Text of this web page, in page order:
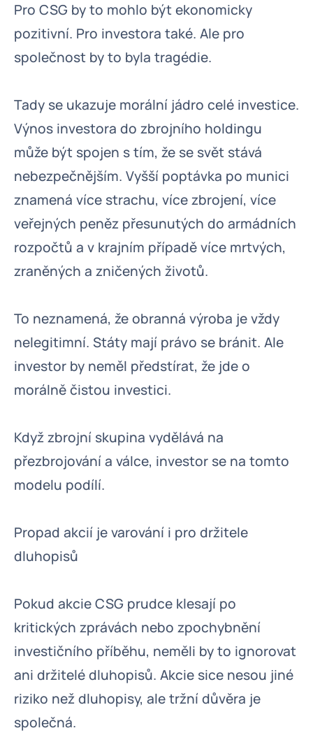
Pro CSG by to mohlo být ekonomicky
pozitivní. Pro investora také. Ale pro
společnost by to byla tragédie.
Tady se ukazuje morální jádro celé investice.
Výnos investora do zbrojního holdingu
může být spojen s tím, že se svět stává
nebezpečnějším. Vyšší poptávka po munici
znamená více strachu, více zbrojení, více
veřejných peněz přesunutých do armádních
rozpočtů a v krajním případě více mrtvých,
zraněných a zničených životů.
To neznamená, že obranná výroba je vždy
nelegitimní. Státy mají právo se bránit. Ale
investor by neměl předstírat, že jde o
morálně čistou investici.
Když zbrojní skupina vydělává na
přezbrojování a válce, investor se na tomto
modelu podílí.
Propad akcií je varování i pro držitele
dluhopisů
Pokud akcie CSG prudce klesají po
kritických zprávách nebo zpochybnění
investičního příběhu, neměli by to ignorovat
ani držitelé dluhopisů. Akcie sice nesou jiné
riziko než dluhopisy, ale tržní důvěra je
společná.